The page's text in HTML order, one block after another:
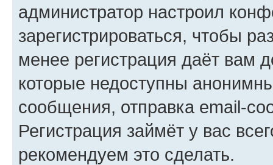
администратор настроил
зарегистрироваться, чтобы
менее регистрация даёт вам
которые недоступны
сообщения, отправка email-
Регистрация займёт у вас
рекомендуем это сделать.